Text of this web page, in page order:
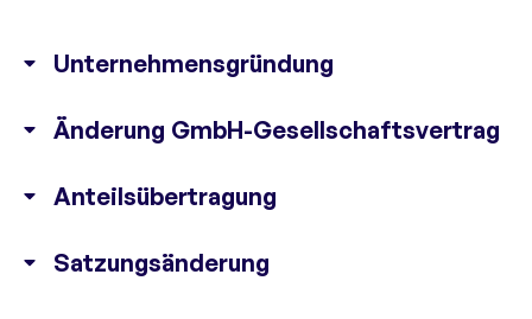
Unternehmensgründung
Änderung GmbH-Gesellschaftsvertrag
Anteilsübertragung
Satzungsänderung